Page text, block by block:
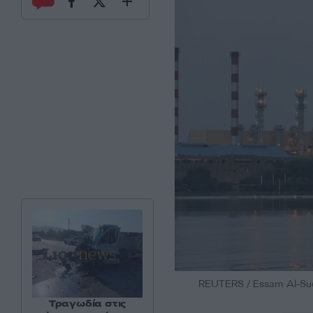
REUTERS / Essam Al-
Τραγωδία στις